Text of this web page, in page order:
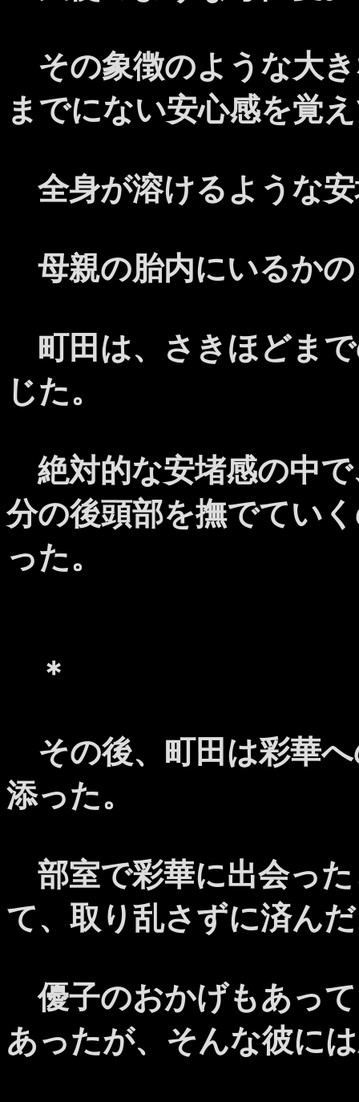
その象徴のような大
までにない安心感を覚
全身が溶けるような
母親の胎内にいるか
町田は、さきほどま
じた。
絶対的な安堵感の中
分の後頭部を撫でてい
った。
＊
その後、町田は彩華
添った。
部室で彩華に出会っ
て、取り乱さずに済ん
優子のおかげもあっ
あったが、そんな彼に